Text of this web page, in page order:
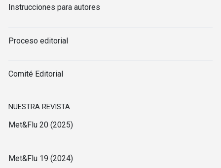
Instrucciones para autores
Proceso editorial
Comité Editorial
NUESTRA REVISTA
Met&Flu 20 (2025)
Met&Flu 19 (2024)